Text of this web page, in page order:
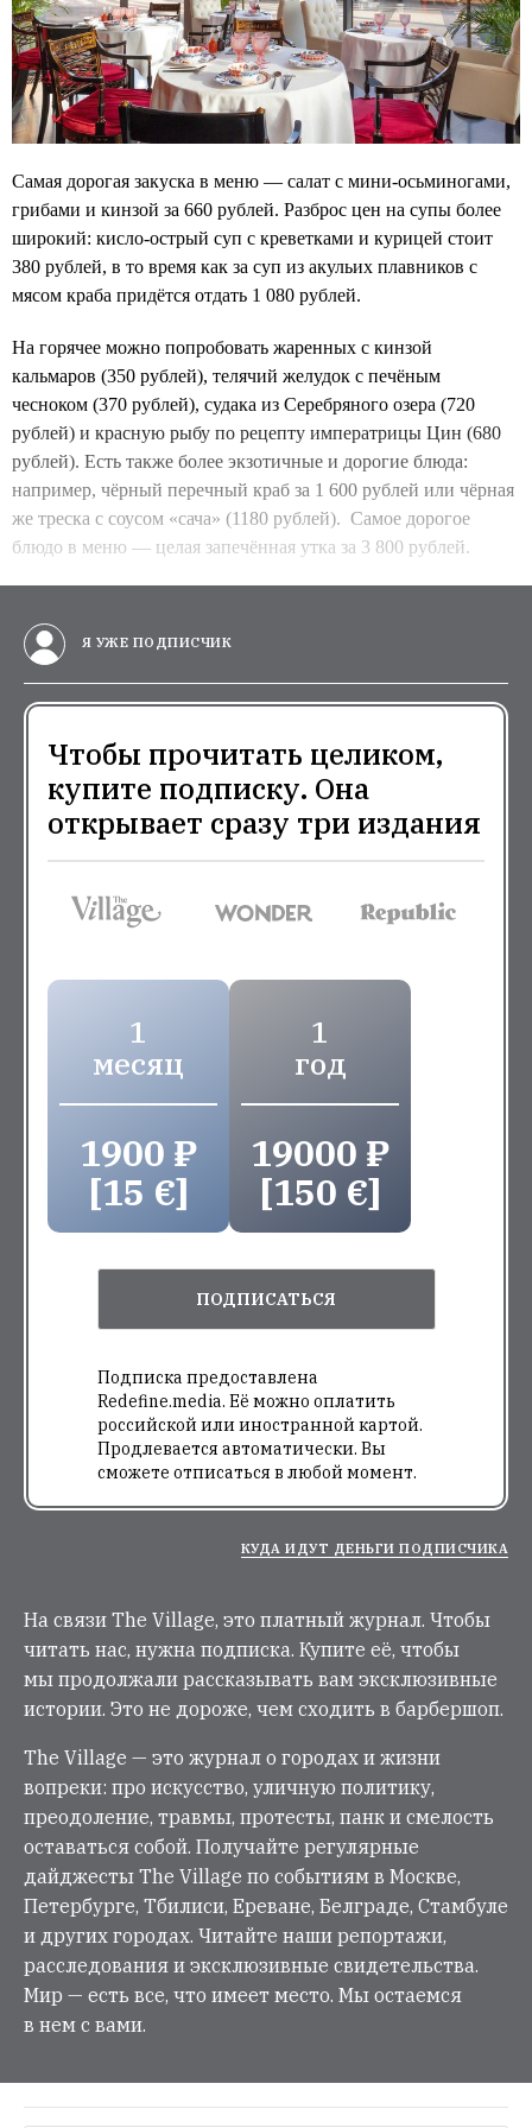
Самая дорогая закуска в меню — салат с мини-осьминогами,
грибами и кинзой за 660 рублей. Разброс цен на супы более
широкий: кисло-острый суп с креветками и курицей стоит
380 рублей, в то время как за суп из акульих плавников с
мясом краба придётся отдать 1 080 рублей.
На горячее можно попробовать жаренных с кинзой
кальмаров (350 рублей), телячий желудок с печёным
чесноком (370 рублей), судака из Серебряного озера (720
рублей) и красную рыбу по рецепту императрицы Цин (680
рублей). Есть также более экзотичные и дорогие блюда:
например, чёрный перечный краб за 1 600 рублей или чёрная
же треска с соусом «сача» (1180 рублей). Самое дорогое
блюдо в меню — целая запечённая утка за 3 800 рублей.
Я УЖЕ ПОДПИСЧИК
Чтобы прочитать целиком,
купите подписку. Она
открывает сразу три издания
1
месяц
1900 ₽
[15 €]
1
год
19000 ₽
[150 €]
ПОДПИСАТЬСЯ
Подписка предоставлена
Redefine.media. Её можно оплатить
российской или иностранной картой.
Продлевается автоматически. Вы
сможете отписаться в любой момент.
КУДА ИДУТ ДЕНЬГИ ПОДПИСЧИКА
На связи The Village, это платный журнал. Чтобы
читать нас, нужна подписка. Купите её, чтобы
мы продолжали рассказывать вам эксклюзивные
истории. Это не дороже, чем сходить в барбершоп.
The Village — это журнал о городах и жизни
вопреки: про искусство, уличную политику,
преодоление, травмы, протесты, панк и смелость
оставаться собой. Получайте регулярные
дайджесты The Village по событиям в Москве,
Петербурге, Тбилиси, Ереване, Белграде, Стамбуле
и других городах. Читайте наши репортажи,
расследования и эксклюзивные свидетельства.
Мир — есть все, что имеет место. Мы остаемся
в нем с вами.